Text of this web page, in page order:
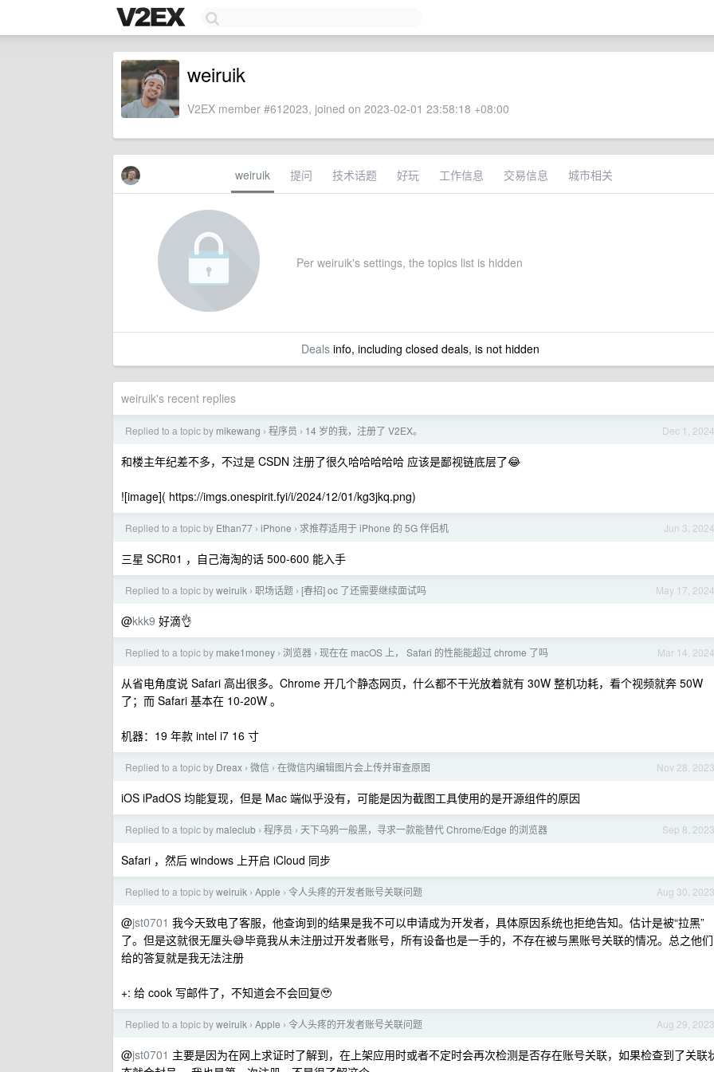
weiruik
V2EX member #612023, joined on 2023-02-01 23:58:18 +08:00
weiruik 提问 技术话题 好玩 工作信息 交易信息 城市相关
Per weiruik's settings, the topics list is hidden
Dealsinfo, including closed deals, is not hidden
weiruik's recent replies
Dec 1, 2024
Replied to a topic by mikewang › 程序员 › 14 岁的我，注册了 V2EX。
和楼主年纪差不多，不过是 CSDN 注册了很久哈哈哈哈哈 应该是鄙视链底层了😂
![image]( https://imgs.onespirit.fyi/i/2024/12/01/kg3jkq.png)
Jun 3, 2024
Replied to a topic by Ethan77 › iPhone › 求推荐适用于 iPhone 的 5G 伴侣机
三星 SCR01 ，自己海淘的话 500-600 能入手
May 17, 2024
Replied to a topic byweiruik › 职场话题 › [春招] oc 了还需要继续面试吗
@kkk9 好滴👌
Mar 14, 2024
Replied to a topic by make1money › 浏览器 › 现在在 macOS 上， Safari 的性能能超过 chrome 了吗
从省电角度说 Safari 高出很多。Chrome 开几个静态网页，什么都不干光放着就有 30W 整机功耗，看个视频就奔 50W
了；而 Safari 基本在 10-20W 。
机器：19 年款 intel i7 16 寸
Nov 28, 2023
Replied to a topic by Dreax › 微信 › 在微信内编辑图片会上传并审查原图
iOS iPadOS 均能复现，但是 Mac 端似乎没有，可能是因为截图工具使用的是开源组件的原因
Sep 8, 2023
Replied to a topic by maleclub › 程序员 › 天下乌鸦一般黑，寻求一款能替代 Chrome/Edge 的浏览器
Safari ，然后 windows 上开启 iCloud 同步
Aug 30, 2023
Replied to a topic byweiruik › Apple › 令人头疼的开发者账号关联问题
@jst0701 我今天致电了客服，他查询到的结果是我不可以申请成为开发者，具体原因系统也拒绝告知。估计是被“拉黑”
了。但是这就很无厘头😅毕竟我从未注册过开发者账号，所有设备也是一手的，不存在被与黑账号关联的情况。总之他们
给的答复就是我无法注册
+: 给 cook 写邮件了，不知道会不会回复🥹
Aug 29, 2023
Replied to a topic byweiruik › Apple › 令人头疼的开发者账号关联问题
@jst0701 主要是因为在网上求证时了解到，在上架应用时或者不定时会再次检测是否存在账号关联，如果检查到了关联